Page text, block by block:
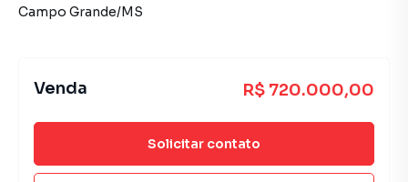
Campo Grande/MS
Venda R$ 720.000,00
Solicitar contato